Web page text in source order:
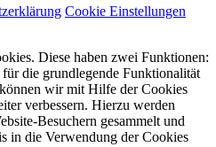
Cookie Einstellungen
Diese haben zwei Funktionen:
die grundlegende Funktionalität
wir mit Hilfe der Cookies
verbessern. Hierzu werden
Besuchern gesammelt und
in die Verwendung der Cookies